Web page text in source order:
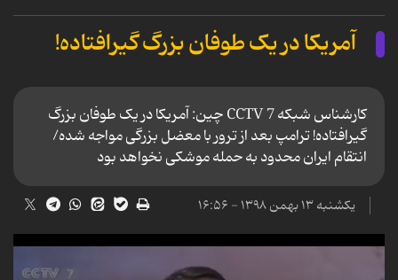
آمریکا در یک طوفان بزرگ گیرافتاده!
کارشناس شبکه CCTV 7 چین: آمریکا در یک طوفان بزرگ
گیرافتاده! ترامپ بعد از ترور با معضل بزرگی مواجه شده/
انتقام ایران محدود به حمله موشکی نخواهد بود
یکشنبه ۱۳ بهمن ۱۳۹۸ - ۱۶:۵۶